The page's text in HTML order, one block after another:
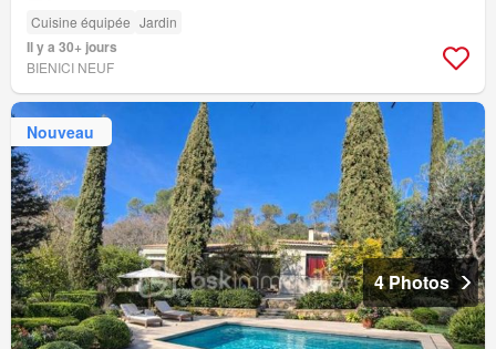
Cuisine équipée Jardin
Il y a 30+ jours
BIENICI NEUF
Nouveau
4 Photos